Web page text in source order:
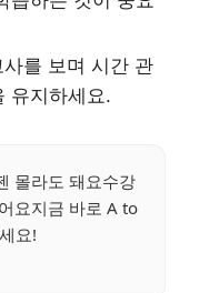
를 보며 시간 관
유지하세요.
몰라도 돼요수강
요지금 바로 A to
요!